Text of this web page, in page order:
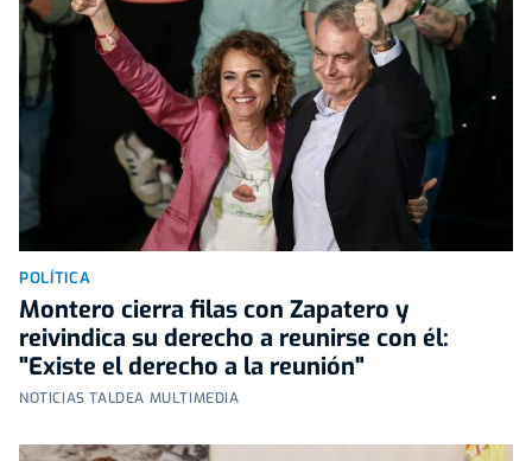
POLÍTICA
Montero cierra filas con Zapatero y
reivindica su derecho a reunirse con él:
"Existe el derecho a la reunión"
NOTICIAS TALDEA MULTIMEDIA